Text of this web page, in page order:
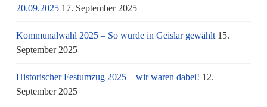
20.09.2025 17. September 2025
Kommunalwahl 2025 – So wurde in Geislar gewählt 15.
September 2025
Historischer Festumzug 2025 – wir waren dabei! 12.
September 2025